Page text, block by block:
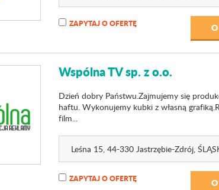
ZAPYTAJ O OFERTĘ
Wspólna TV sp. z o.o.
Dzień dobry Państwu.Zajmujemy się
haftu. Wykonujemy kubki z własną
film...
Leśna 15, 44-330 Jastrzębie-Zdrój,
ZAPYTAJ O OFERTĘ